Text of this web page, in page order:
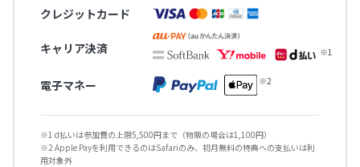
クレジットカード
キャリア決済
電子マネー
※1 d払いは参加費の上限5,500円まで（物販の場合は1,100円）
※2 Apple Payを利用できるのはSafariのみ、初月無料の特典への支払いは利
用対象外